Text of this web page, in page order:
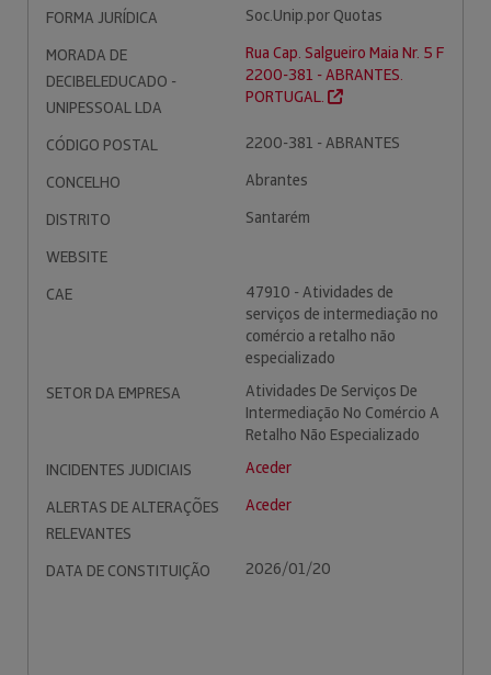
FORMA JURÍDICA
Soc.Unip.por Quotas
MORADA DE
DECIBELEDUCADO -
UNIPESSOAL LDA
Rua Cap. Salgueiro Maia Nr. 5 F
2200-381 - ABRANTES.
PORTUGAL.
CÓDIGO POSTAL
2200-381 - ABRANTES
CONCELHO
Abrantes
DISTRITO
Santarém
WEBSITE
CAE
47910 - Atividades de
serviços de intermediação no
comércio a retalho não
especializado
SETOR DA EMPRESA
Atividades De Serviços De
Intermediação No Comércio A
Retalho Não Especializado
INCIDENTES JUDICIAIS
Aceder
ALERTAS DE ALTERAÇÕES
RELEVANTES
Aceder
DATA DE CONSTITUIÇÃO 2026/01/20